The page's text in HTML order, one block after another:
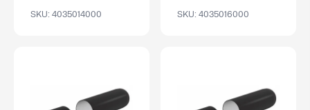
SKU: 4035014000 SKU: 4035016000